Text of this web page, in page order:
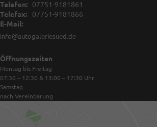
Telefon:
07751-9181861
Telefax:
07751-9181866
E-Mail:
info@autogaleriesued.de
Öffnungszeiten
Montag bis Freitag
07:30 – 12:30 & 13:00 – 17:30 Uhr
Samstag
nach Vereinbarung